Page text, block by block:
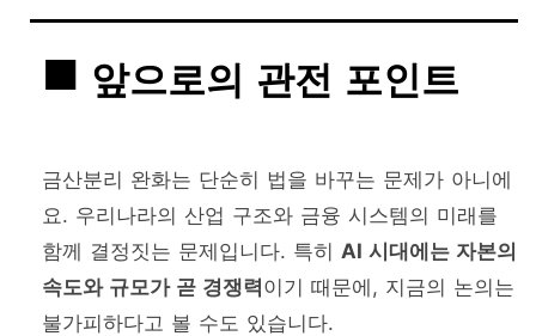
앞으로의 관전 포인트
금산분리 완화는 단순히 법을 바꾸는 문제가 아니에
요. 우리나라의 산업 구조와 금융 시스템의 미래를
함께 결정짓는 문제입니다. 특히 AI 시대에는 자본의
속도와 규모가 곧 경쟁력이기 때문에, 지금의 논의는
불가피하다고 볼 수도 있습니다.